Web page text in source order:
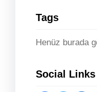
Tags
Henüz burada
Social Links